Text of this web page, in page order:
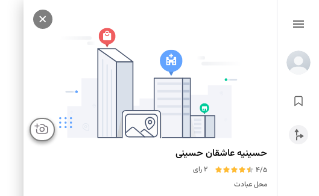
حسینیه عاشقان حسینی
4/5
2 رای
محل عبادت